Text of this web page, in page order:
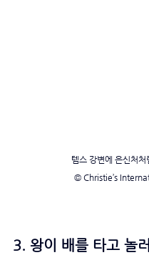
템스 강변에 은신처
© Christie’s
3. 왕이 배를 타고 놀